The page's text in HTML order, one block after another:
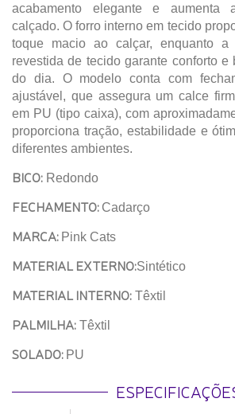
acabamento elegante e aumenta
calçado. O forro interno em tecido
toque macio ao calçar, enquanto a
revestida de tecido garante conforto e
do dia. O modelo conta com
ajustável, que assegura um calce
em PU (tipo caixa), com
proporciona tração, estabilidade e
diferentes ambientes.
BICO: Redondo
FECHAMENTO: Cadarço
MARCA: Pink Cats
MATERIAL EXTERNO:Sintético
MATERIAL INTERNO: Têxtil
PALMILHA: Têxtil
SOLADO: PU